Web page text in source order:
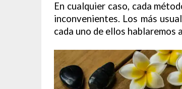
En cualquier caso, cada
inconvenientes. Los más
cada uno de ellos hablaremos